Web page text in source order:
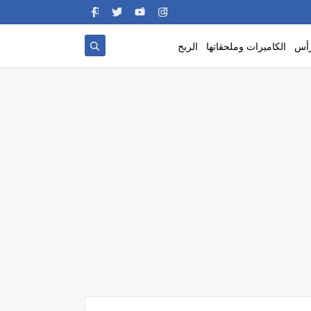
الكاميرات وملحقاتها الربح